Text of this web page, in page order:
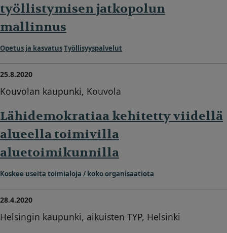
työllistymisen jatkopolun
mallinnus
Opetus ja kasvatusTyöllisyyspalvelut
25.8.2020
Kouvolan kaupunki, Kouvola
Lähidemokratiaa kehitetty viidellä
alueella toimivilla
aluetoimikunnilla
Koskee useita toimialoja / koko organisaatiota
28.4.2020
Helsingin kaupunki, aikuisten TYP, Helsinki